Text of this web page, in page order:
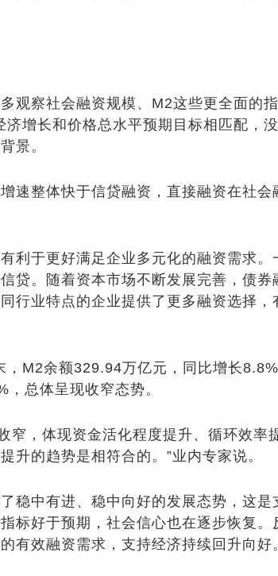
察社会融资规模、M2这些更全面的
济增长和价格总水平预期目标相匹配，
景。
整体快于信贷融资，直接融资在社会
于更好满足企业多元化的融资需求。
贷。随着资本市场不断发展完善，债
行业特点的企业提供了更多融资选择
余额329.94万亿元，同比增长8.8%
总体呈现收窄态势。
，体现资金活化程度提升、循环效率
升的趋势是相符合的。”业内专家说。
中有进、稳中向好的发展态势，这是
标好于预期，社会信心也在逐步恢复
有效融资需求，支持经济持续回升向好